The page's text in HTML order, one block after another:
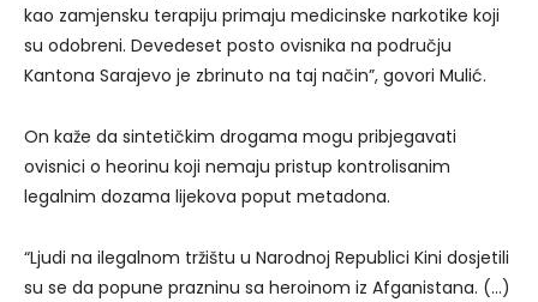
kao zamjensku terapiju primaju medicinske narkotike koji
su odobreni. Devedeset posto ovisnika na području
Kantona Sarajevo je zbrinuto na taj način”, govori Mulić.
On kaže da sintetičkim drogama mogu pribjegavati
ovisnici o heorinu koji nemaju pristup kontrolisanim
legalnim dozama lijekova poput metadona.
“Ljudi na ilegalnom tržištu u Narodnoj Republici Kini dosjetili
su se da popune prazninu sa heroinom iz Afganistana. (…)